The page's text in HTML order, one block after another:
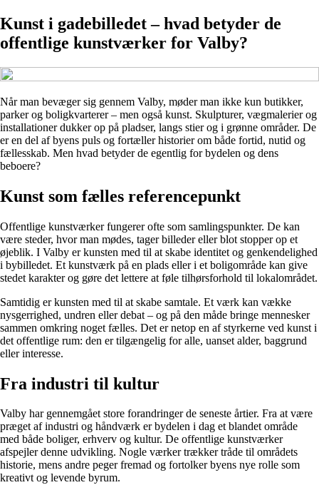
Kunst i gadebilledet – hvad betyder de
offentlige kunstværker for Valby?
Når man bevæger sig gennem Valby, møder man ikke kun butikker,
parker og boligkvarterer – men også kunst. Skulpturer, vægmalerier og
installationer dukker op på pladser, langs stier og i grønne områder. De
er en del af byens puls og fortæller historier om både fortid, nutid og
fællesskab. Men hvad betyder de egentlig for bydelen og dens
beboere?
Kunst som fælles referencepunkt
Offentlige kunstværker fungerer ofte som samlingspunkter. De kan
være steder, hvor man mødes, tager billeder eller blot stopper op et
øjeblik. I Valby er kunsten med til at skabe identitet og genkendelighed
i bybilledet. Et kunstværk på en plads eller i et boligområde kan give
stedet karakter og gøre det lettere at føle tilhørsforhold til lokalområdet.
Samtidig er kunsten med til at skabe samtale. Et værk kan vække
nysgerrighed, undren eller debat – og på den måde bringe mennesker
sammen omkring noget fælles. Det er netop en af styrkerne ved kunst i
det offentlige rum: den er tilgængelig for alle, uanset alder, baggrund
eller interesse.
Fra industri til kultur
Valby har gennemgået store forandringer de seneste årtier. Fra at være
præget af industri og håndværk er bydelen i dag et blandet område
med både boliger, erhverv og kultur. De offentlige kunstværker
afspejler denne udvikling. Nogle værker trækker tråde til områdets
historie, mens andre peger fremad og fortolker byens nye rolle som
kreativt og levende byrum.